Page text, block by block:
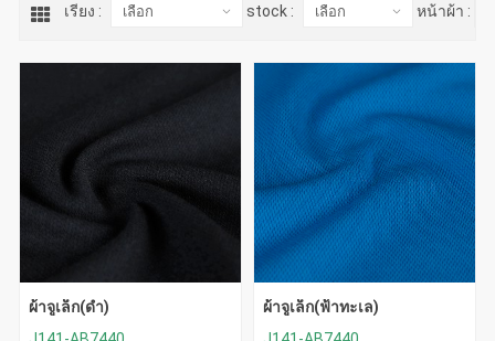
เรียง : stock : หน้าผ้า :
ผ้าจูเล็ก(ดำ)
ผ้าจูเล็ก(ฟ้าทะเล)